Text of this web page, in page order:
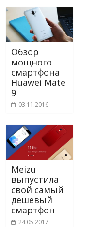
Обзор
мощного
смартфона
Huawei Mate
9
03.11.2016
Meizu
выпустила
свой самый
дешевый
смартфон
24.05.2017